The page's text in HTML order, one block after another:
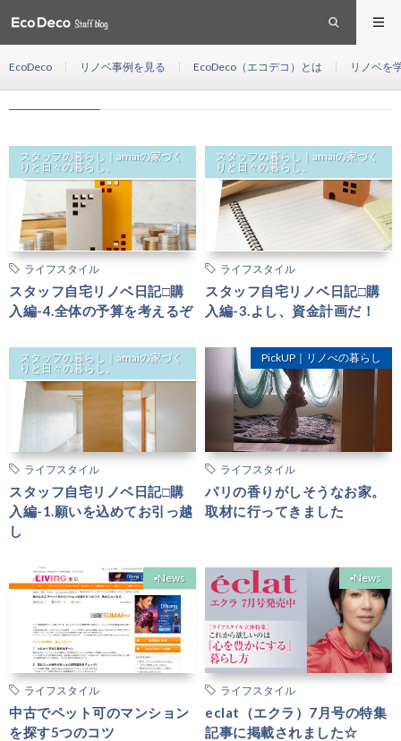
EcoDeco リノベ事例を見る EcoDeco（エコデコ）とは リノベを
HOME ライフスタイル
スタッフの暮らし｜amaiの家づく
りと日々の暮らし。
ライフスタイル
スタッフ自宅リノベ日記□購
入編-4.全体の予算を考えるぞ
スタッフの暮らし｜amaiの家づく
りと日々の暮らし。
ライフスタイル
スタッフ自宅リノベ日記□購
入編-3.よし、資金計画だ！
スタッフの暮らし｜amaiの家づく
りと日々の暮らし。
ライフスタイル
スタッフ自宅リノベ日記□購
入編-1.願いを込めてお引っ越
し
PickUP｜リノべの暮らし
ライフスタイル
パリの香りがしそうなお家。
取材に行ってきました
▪︎News
ライフスタイル
中古でペット可のマンション
を探す5つのコツ
▪︎News
ライフスタイル
eclat（エクラ）7月号の特集
記事に掲載されました☆